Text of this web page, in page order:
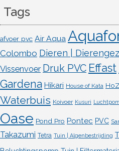
Tags
afvoer pvc Air Aqua
Colombo Dieren |
Vissenvoer Druk PVC Effast
Gardena Hikari House of Kata
Waterbuis Koivoer Kusuri
Oase Pond Pro Pontec PVC
Takazumi Tetra Tuin | Algenbestrijding